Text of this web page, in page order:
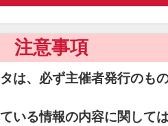
注意事項
は、必ず主催者発行のも
いる情報の内容に関して